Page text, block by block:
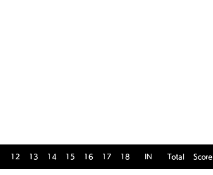
12 13 14 15 16 17 18 IN Total Score